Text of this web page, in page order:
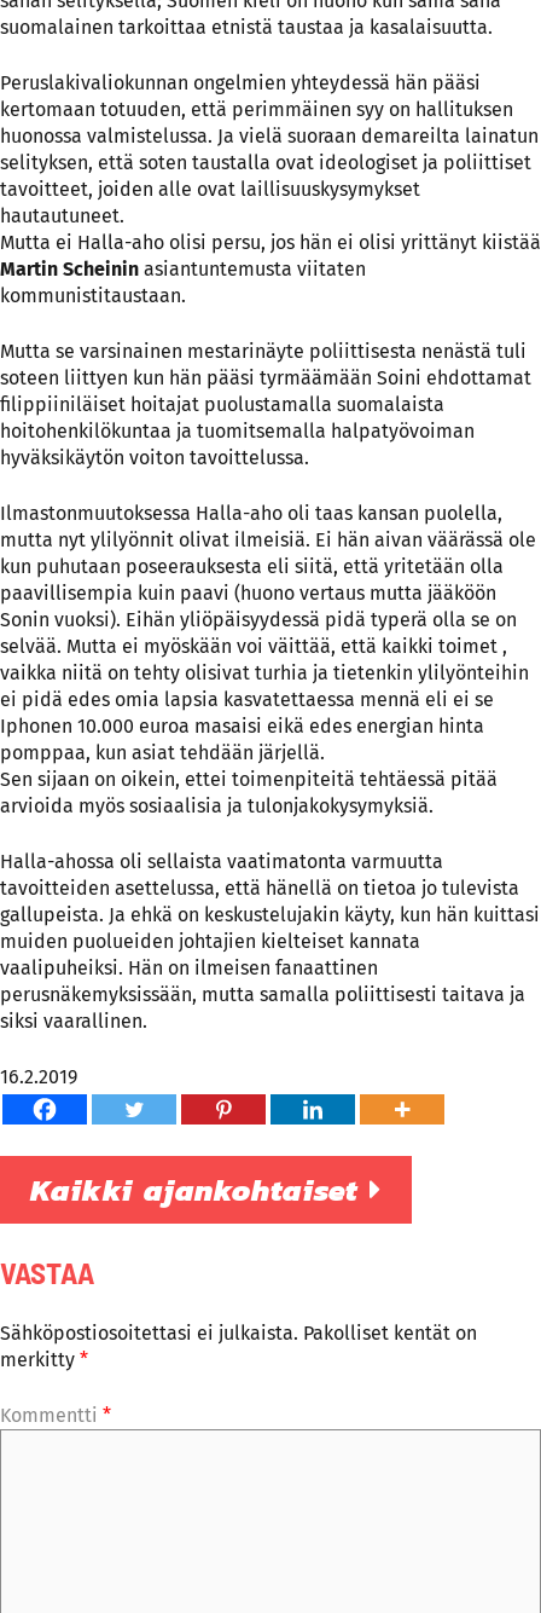
suomalainen tarkoittaa etnistä taustaa ja kasalaisuutta.
Peruslakivaliokunnan ongelmien yhteydessä hän pääsi
kertomaan totuuden, että perimmäinen syy on hallituksen
huonossa valmistelussa. Ja vielä suoraan demareilta lainatun
selityksen, että soten taustalla ovat ideologiset ja poliittiset
tavoitteet, joiden alle ovat laillisuuskysymykset
hautautuneet.
Mutta ei Halla-aho olisi persu, jos hän ei olisi yrittänyt kiistää
Martin Scheinin asiantuntemusta viitaten
kommunistitaustaan.
Mutta se varsinainen mestarinäyte poliittisesta nenästä tuli
soteen liittyen kun hän pääsi tyrmäämään Soini ehdottamat
filippiiniläiset hoitajat puolustamalla suomalaista
hoitohenkilökuntaa ja tuomitsemalla halpatyövoiman
hyväksikäytön voiton tavoittelussa.
Ilmastonmuutoksessa Halla-aho oli taas kansan puolella,
mutta nyt ylilyönnit olivat ilmeisiä. Ei hän aivan väärässä ole
kun puhutaan poseerauksesta eli siitä, että yritetään olla
paavillisempia kuin paavi (huono vertaus mutta jääköön
Sonin vuoksi). Eihän yliöpäisyydessä pidä typerä olla se on
selvää. Mutta ei myöskään voi väittää, että kaikki toimet ,
vaikka niitä on tehty olisivat turhia ja tietenkin ylilyönteihin
ei pidä edes omia lapsia kasvatettaessa mennä eli ei se
Iphonen 10.000 euroa masaisi eikä edes energian hinta
pomppaa, kun asiat tehdään järjellä.
Sen sijaan on oikein, ettei toimenpiteitä tehtäessä pitää
arvioida myös sosiaalisia ja tulonjakokysymyksiä.
Halla-ahossa oli sellaista vaatimatonta varmuutta
tavoitteiden asettelussa, että hänellä on tietoa jo tulevista
gallupeista. Ja ehkä on keskustelujakin käyty, kun hän kuittasi
muiden puolueiden johtajien kielteiset kannata
vaalipuheiksi. Hän on ilmeisen fanaattinen
perusnäkemyksissään, mutta samalla poliittisesti taitava ja
siksi vaarallinen.
16.2.2019
Kaikki ajankohtaiset
VASTAA
Sähköpostiosoitettasi ei julkaista. Pakolliset kentät on
merkitty *
Kommentti *